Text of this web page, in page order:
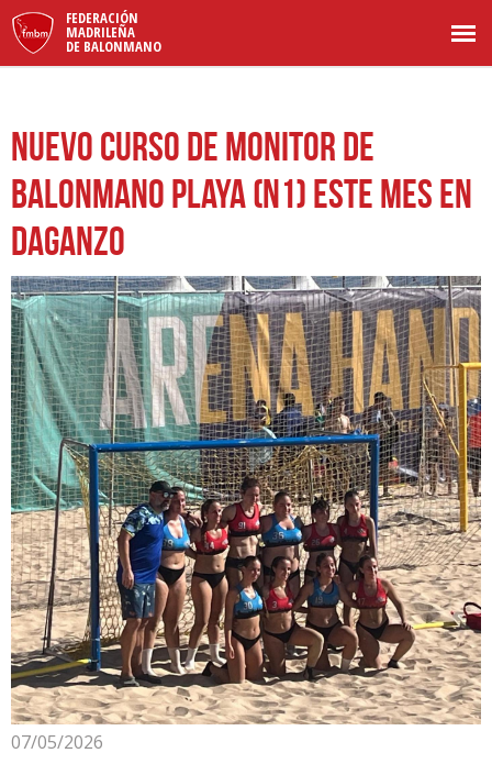
FEDERACIÓN
MADRILEÑA
DE BALONMANO
Nuevo curso de Monitor de
Balonmano Playa (N1) este mes en
Daganzo
07/05/2026